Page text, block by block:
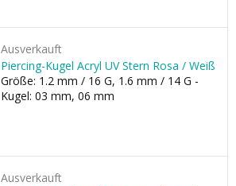
Ausverkauft
Piercing-Kugel Acryl UV Stern Rosa / Weiß
Größe: 1.2 mm / 16 G, 1.6 mm / 14 G -
Kugel: 03 mm, 06 mm
Ausverkauft